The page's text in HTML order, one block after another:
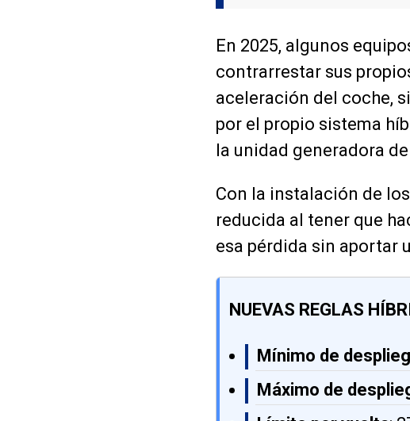
En 2025, algunos
contrarrestar sus
aceleración del coche,
por el propio sistema
la unidad generadora
Con la instalación de
reducida al tener que
esa pérdida sin aportar
NUEVAS REGLAS
Mínimo de
Máximo de